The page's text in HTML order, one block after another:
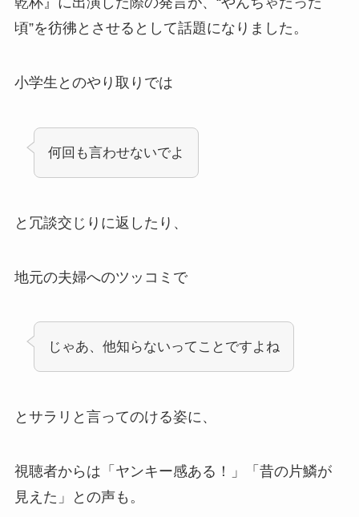
頃”を彷彿とさせるとして話題になりました。
小学生とのやり取りでは
何回も言わせないでよ
と冗談交じりに返したり、
地元の夫婦へのツッコミで
じゃあ、他知らないってことですよね
とサラリと言ってのける姿に、
視聴者からは「ヤンキー感ある！」「昔の片鱗が
見えた」との声も。